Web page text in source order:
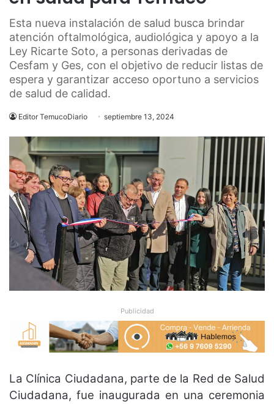
Esta nueva instalación de salud busca brindar
atención oftalmológica, audiológica y apoyo a la
Ley Ricarte Soto, a personas derivadas de
Cesfam y Ges, con el objetivo de reducir listas de
espera y garantizar acceso oportuno a servicios
de salud de calidad.
Editor TemucoDiario septiembre 13, 2024
Publicidad
La Clínica Ciudadana, parte de la Red de Salud
Ciudadana, fue inaugurada en una ceremonia